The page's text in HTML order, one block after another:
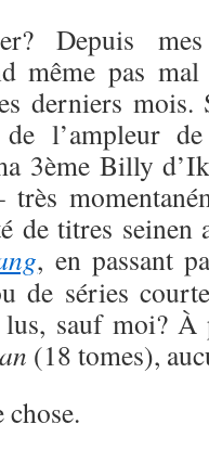
Depuis
même pas
derniers
l’ampleur
3ème Billy
très
de titres seinen
, en passant
de séries
lus, sauf moi?
(18 tomes),